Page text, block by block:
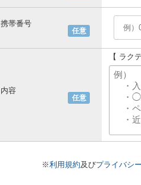
任意
携帯番号
任意
内容
【 ラク
※利用規約及びプライバシ